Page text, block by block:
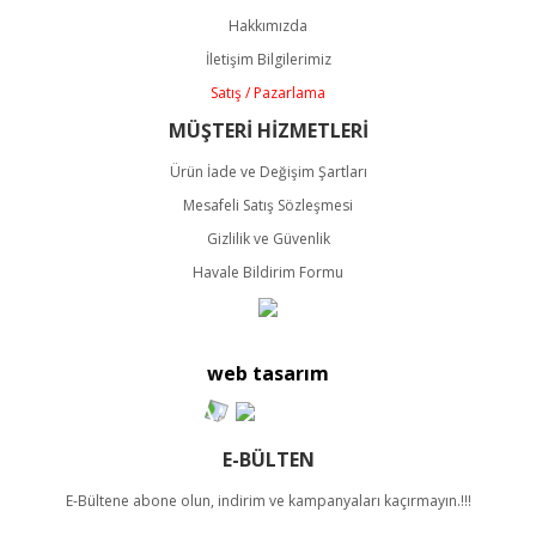
Ürün açıklamasında eksik bilgiler bulunuyor.
Ürün bilgilerinde hatalar bulunuyor.
Ürün fiyatı diğer sitelerden daha pahalı.
Bu ürüne benzer farklı alternatifler olmalı.
Gönder
Hakkımızda
İletişim Bilgilerimiz
Satış / Pazarlama
MÜŞTERİ HİZMETLERİ
Ürün İade ve Değişim Şartları
Mesafeli Satış Sözleşmesi
Gizlilik ve Güvenlik
Havale Bildirim Formu
web tasarım
E-BÜLTEN
E-Bültene abone olun, indirim ve kampanyaları kaçırmayın.!!!